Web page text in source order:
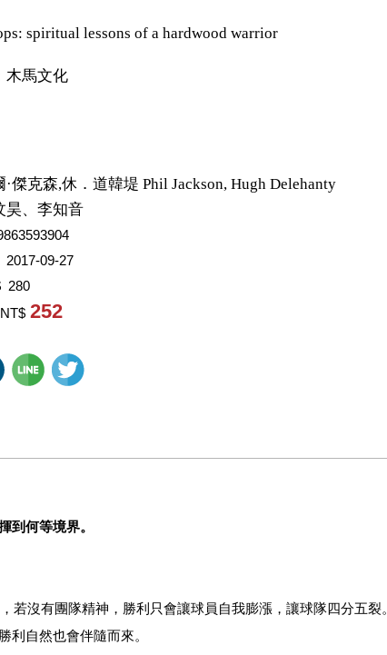
spiritual lessons of a hardwood warrior
木馬文化
·傑克森,休．道韓堤 Phil Jackson, Hugh Delehanty
昊、李知音
2017-09-27
280
NT$ 252
到何等境界。
若沒有團隊精神，勝利只會讓球員自我膨漲，讓球隊四分五裂
利自然也會伴隨而來。